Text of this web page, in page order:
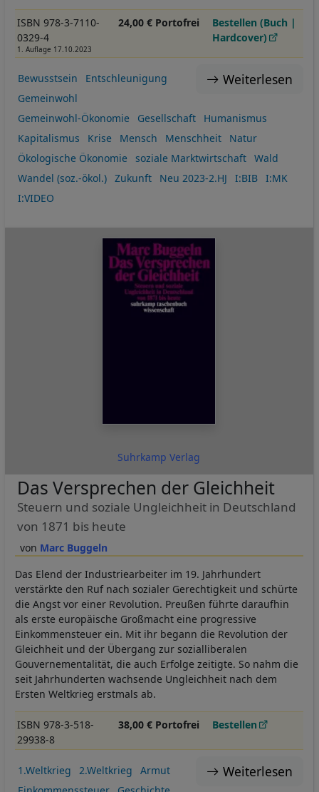
ISBN 978-3-7110-
0329-4
1. Auflage 17.10.2023
24,00 € Portofrei
Bestellen (Buch |
Hardcover)
Weiterlesen
Bewusstsein
Entschleunigung
Gemeinwohl
Gemeinwohl-Ökonomie
Gesellschaft
Humanismus
Kapitalismus
Krise Mensch Menschheit
Natur
Ökologische Ökonomie
soziale Marktwirtschaft
Wald
Wandel (soz.-ökol.)
Zukunft Neu 2023-2.HJ I:BIB
I:MK
I:VIDEO
Suhrkamp Verlag
Marc Buggeln
Das Versprechen der Gleichheit
Steuern und soziale Ungleichheit in Deutschland
von 1871 bis heute
Das Elend der Industriearbeiter im 19. Jahrhundert
verstärkte den Ruf nach sozialer Gerechtigkeit und schürte
die Angst vor einer Revolution. Preußen führte daraufhin
als erste europäische Großmacht eine progressive
Einkommensteuer ein. Mit ihr begann die Revolution der
Gleichheit und der Übergang zur sozialliberalen
Gouvernementalität, die auch Erfolge zeitigte. So nahm die
seit Jahrhunderten wachsende Ungleichheit nach dem
Ersten Weltkrieg erstmals ab.
ISBN 978-3-518-
29938-8
38,00 € Portofrei Bestellen
Weiterlesen
1.Weltkrieg 2.Weltkrieg
Armut